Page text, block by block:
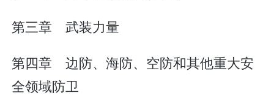
第三章 武装力量
第四章 边防、海防、空防和其他重大安
全领域防卫